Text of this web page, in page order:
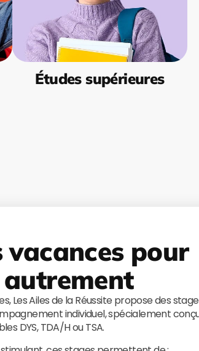
Études supérieures
vacances pour
Les Ailes de la Réussite propose des
individuel, spécialement
DYS, TDA/H ou TSA.